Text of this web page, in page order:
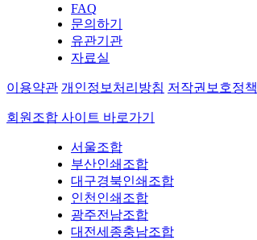
FAQ
문의하기
유관기관
자료실
이용약관 개인정보처리방침 저작권보호정책
회원조합 사이트 바로가기
서울조합
부산인쇄조합
대구경북인쇄조합
인천인쇄조합
광주전남조합
대전세종충남조합